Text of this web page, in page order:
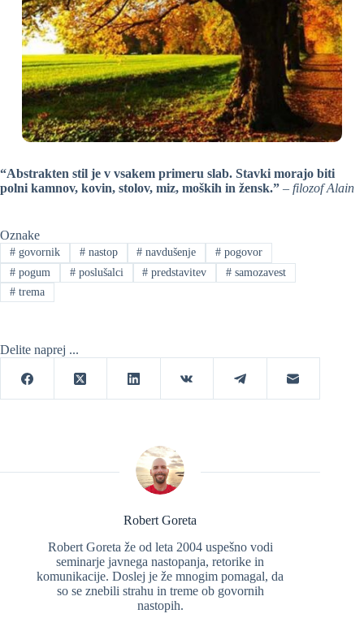
“Abstrakten stil je v vsakem primeru slab. Stavki morajo biti
polni kamnov, kovin, stolov, miz, moških in žensk.” – filozof Alain
Oznake
#govornik #nastop # navdušenje # pogovor
#pogum #poslušalci # predstavitev # samozavest
#trema
Delite naprej ...
Robert Goreta
Robert Goreta že od leta 2004 uspešno vodi
seminarje javnega nastopanja, retorike in
komunikacije. Doslej je že mnogim pomagal, da
so se znebili strahu in treme ob govornih
nastopih.